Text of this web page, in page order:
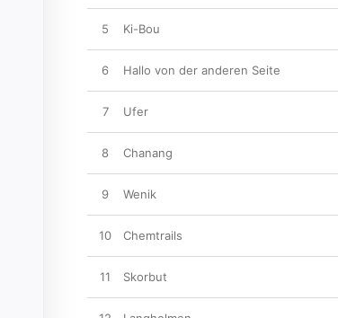
5 Ki-Bou
6 Hallo von der anderen Seite
7 Ufer
8 Chanang
9 Wenik
10 Chemtrails
11 Skorbut